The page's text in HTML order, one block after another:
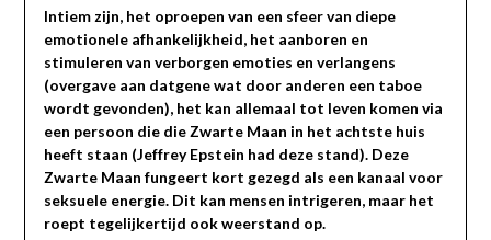
Intiem zijn, het oproepen van een sfeer van diepe
emotionele afhankelijkheid, het aanboren en
stimuleren van verborgen emoties en verlangens
(overgave aan datgene wat door anderen een taboe
wordt gevonden), het kan allemaal tot leven komen via
een persoon die die Zwarte Maan in het achtste huis
heeft staan (Jeffrey Epstein had deze stand). Deze
Zwarte Maan fungeert kort gezegd als een kanaal voor
seksuele energie. Dit kan mensen intrigeren, maar het
roept tegelijkertijd ook weerstand op.